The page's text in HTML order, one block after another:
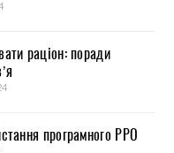
раціон: поради
програмного РРО